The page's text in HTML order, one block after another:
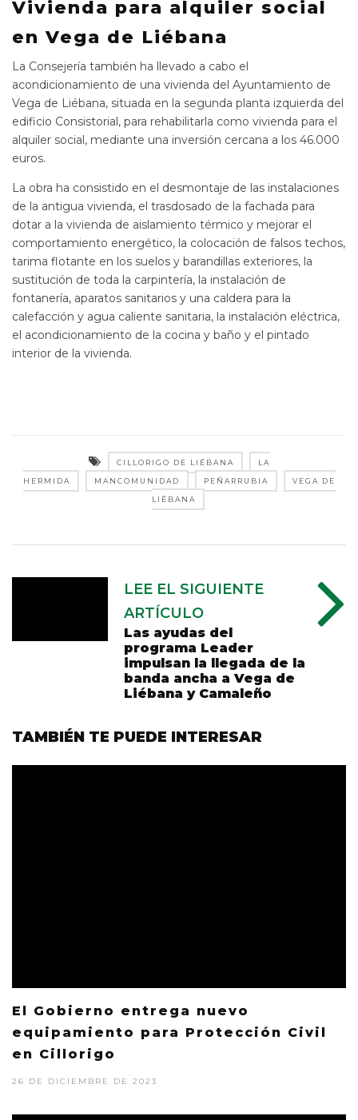
Vivienda para alquiler social
en Vega de Liébana
La Consejería también ha llevado a cabo el
acondicionamiento de una vivienda del Ayuntamiento de
Vega de Liébana, situada en la segunda planta izquierda del
edificio Consistorial, para rehabilitarla como vivienda para el
alquiler social, mediante una inversión cercana a los 46.000
euros.
La obra ha consistido en el desmontaje de las instalaciones
de la antigua vivienda, el trasdosado de la fachada para
dotar a la vivienda de aislamiento térmico y mejorar el
comportamiento energético, la colocación de falsos techos,
tarima flotante en los suelos y barandillas exteriores, la
sustitución de toda la carpintería, la instalación de
fontanería, aparatos sanitarios y una caldera para la
calefacción y agua caliente sanitaria, la instalación eléctrica,
el acondicionamiento de la cocina y baño y el pintado
interior de la vivienda.
CILLORIGO DE LIÉBANA LA
HERMIDA MANCOMUNIDAD PEÑARRUBIA VEGA DE
LIÉBANA
LEE EL SIGUIENTE
ARTÍCULO
Las ayudas del
programa Leader
impulsan la llegada de la
banda ancha a Vega de
Liébana y Camaleño
TAMBIÉN TE PUEDE INTERESAR
El Gobierno entrega nuevo
equipamiento para Protección Civil
en Cillorigo
26 DE DICIEMBRE DE 2023